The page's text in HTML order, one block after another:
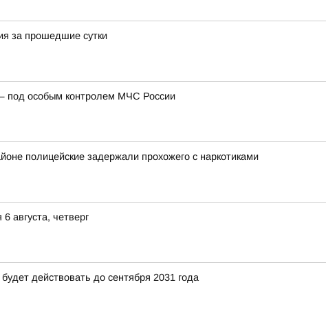
за прошедшие сутки
под особым контролем МЧС России
полицейские задержали прохожего с наркотиками
августа, четверг
действовать до сентября 2031 года